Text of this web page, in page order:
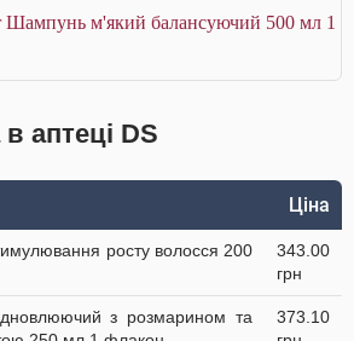
Шампунь м'який балансуючий 500 мл 1
аптеці DS
Ціна
росту волосся 200
343.00
грн
з розмарином та
373.10